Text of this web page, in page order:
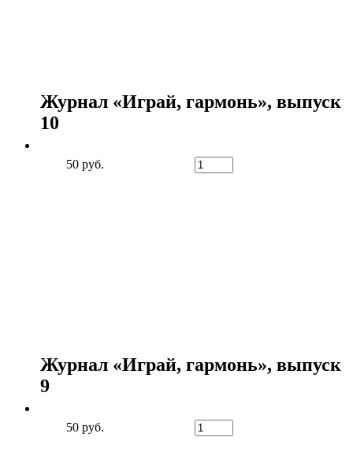
Журнал «Играй, гармонь», выпуск
10
50 руб.
Журнал «Играй, гармонь», выпуск
9
50 руб.